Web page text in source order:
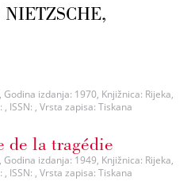
NIETZSCHE,
izdanja: 1970, Knjižnica: Rijeka,
, ISSN: , Vrsta zapisa: Tiskana
de la tragédie
izdanja: 1949, Knjižnica: Rijeka,
, ISSN: , Vrsta zapisa: Tiskana